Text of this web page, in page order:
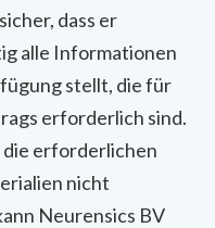
dass er
alle Informationen
stellt, die für
erforderlich sind.
erforderlichen
nicht
Neurensics BV